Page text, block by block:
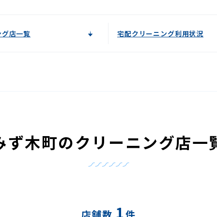
店一覧 宅配クリーニング利用状況
ず木町のクリーニング店一
1